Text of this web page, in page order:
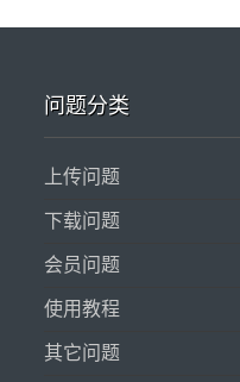
问题分类
上传问题
下载问题
会员问题
使用教程
其它问题